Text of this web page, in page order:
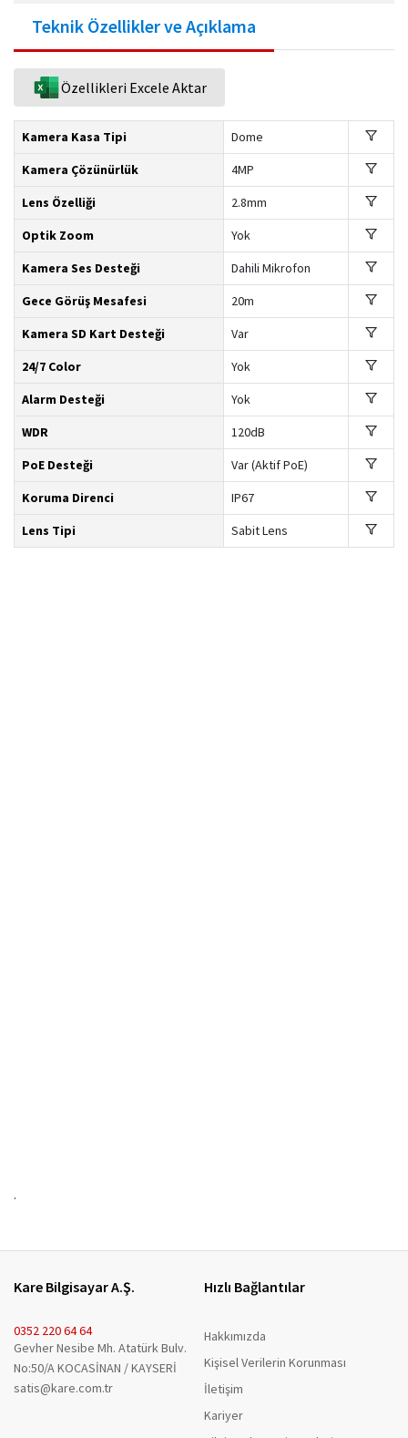
Teknik Özellikler ve Açıklama
Özellikleri Excele Aktar
Kamera Kasa Tipi
Dome
Kamera Çözünürlük
4MP
Lens Özelliği
2.8mm
Optik Zoom
Yok
Kamera Ses Desteği
Dahili Mikrofon
Gece Görüş Mesafesi
20m
Kamera SD Kart Desteği
Var
24/7 Color
Yok
Alarm Desteği
Yok
WDR
120dB
PoE Desteği
Var (Aktif PoE)
Koruma Direnci
IP67
Lens Tipi
Sabit Lens
.
Kare Bilgisayar A.Ş.
0352 220 64 64
Gevher Nesibe Mh. Atatürk Bulv.
No:50/A KOCASİNAN / KAYSERİ
satis@kare.com.tr
Hızlı Bağlantılar
Hakkımızda
Kişisel Verilerin Korunması
İletişim
Kariyer